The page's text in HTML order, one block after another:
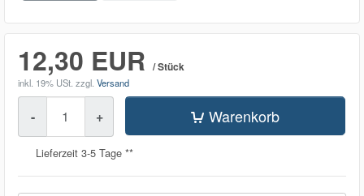
12,30 EUR / Stück
inkl. 19% USt. zzgl. Versand
- + Warenkorb
Lieferzeit 3-5 Tage **